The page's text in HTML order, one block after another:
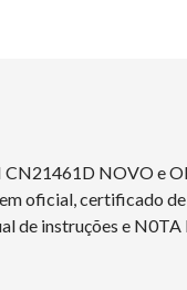
NOVO e
oficial, certificado
de instruções e N0TA